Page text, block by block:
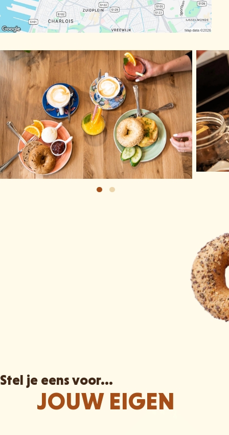
Stel je eens voor...
JOUW EIGEN